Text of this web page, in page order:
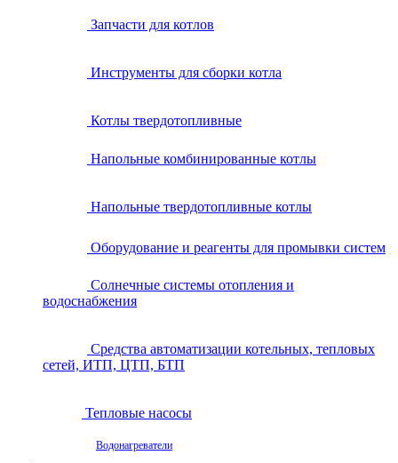
Запчасти для котлов
Инструменты для сборки котла
Котлы твердотопливные
Напольные комбинированные котлы
Напольные твердотопливные котлы
Оборудование и реагенты для промывки систем
Солнечные системы отопления и
водоснабжения
Средства автоматизации котельных, тепловых
сетей, ИТП, ЦТП, БТП
Тепловые насосы
Водонагреватели